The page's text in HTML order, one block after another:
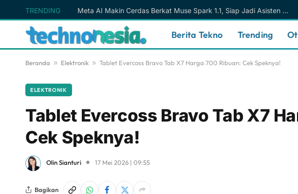
TRENDING Meta AI Makin Cerdas Berkat Muse Spark 1.1, Siap Jadi Asisten AI Personal yang Lebih Intuitif
Berita Tekno Trending
Beranda » Elektronik » Tablet Evercoss Bravo Tab X7 Harga 700 Ribuan: Cek Speknya!
ELEKTRONIK
Tablet Evercoss Bravo Tab X7
Cek Speknya!
Olin Sianturi 17 Mei 2026 | 09:55
Bagikan